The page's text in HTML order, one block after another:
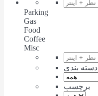
Parking
Gas
Food
Coffee
Misc
دسته بندی
برچسب